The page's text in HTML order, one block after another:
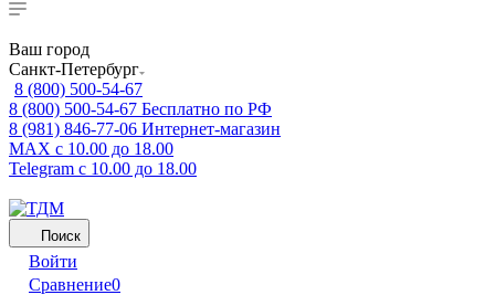
Ваш город
Санкт-Петербург
8 (800) 500-54-67
8 (800) 500-54-67 Бесплатно по РФ
8 (981) 846-77-06 Интернет-магазин
MAX с 10.00 до 18.00
Telegram с 10.00 до 18.00
Поиск
Войти
Сравнение0